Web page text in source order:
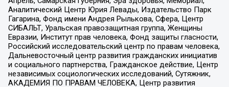
Аналитический Центр Юрия Левады, Издательство Парк
Гагарина, Фонд имени Андрея Рылькова, Сфера, Центр
СИБАЛЬТ, Уральская правозащитная группа, Женщины
Евразии, Институт прав человека, Фонд защиты гласности,
Российский исследовательский центр по правам человека,
Дальневосточный центр развития гражданских инициатив
и социального партнерства, Гражданское действие, Центр
независимых социологических исследований, Сутяжник,
АКАДЕМИЯ ПО ПРАВАМ ЧЕЛОВЕКА, Центр развития